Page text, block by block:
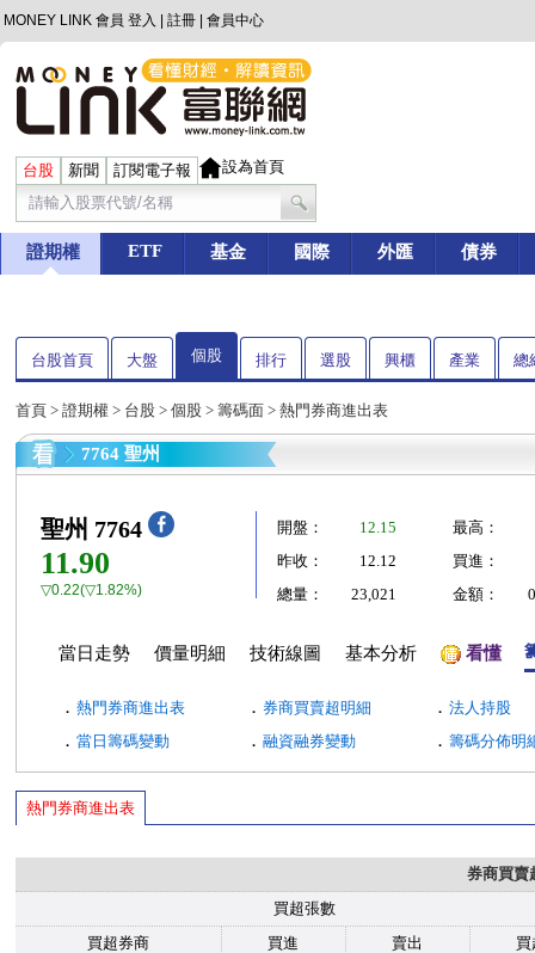
MONEY LINK 會員 登入 註冊 會員中心
台股 新聞 訂閱電子報 設為首頁
證期權 ETF 基金 國際 外匯 債券
台股首頁 大盤 個股 排行 選股 興櫃 產業 總
首頁 > 證期權 > 台股 > 個股 > 籌碼面 > 熱門券商進出表
7764 聖州
聖州 7764
11.90
▽0.22(▽1.82%)
開盤： 12.15
最高：
昨收：
12.12
買進：
總量：
23,021 金額：
當日走勢 價量明細 技術線圖 基本分析 看懂
． 熱門券商進出表 ． 券商買賣超明細 ． 法人持股
． 當日籌碼變動 ． 融資融券變動 ． 籌碼分佈明
熱門券商進出表
券商買賣
買超張數
買超券商
買進 賣出